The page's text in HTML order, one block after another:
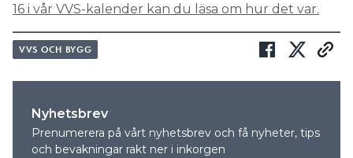
16 i vår VVS-kalender kan du läsa om hur det var.
VVS OCH BYGG
Nyhetsbrev
Prenumerera på vårt nyhetsbrev och få nyheter, tips
och bevakningar rakt ner i inkorgen